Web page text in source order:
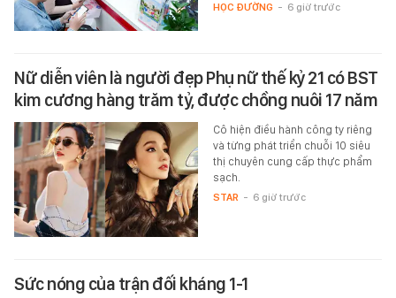
HỌC ĐƯỜNG - 6 giờ trước
Nữ diễn viên là người đẹp Phụ nữ thế kỷ 21 có BST
kim cương hàng trăm tỷ, được chồng nuôi 17 năm
Cô hiện điều hành công ty riêng
và từng phát triển chuỗi 10 siêu
thị chuyên cung cấp thực phẩm
sạch.
STAR - 6 giờ trước
Sức nóng của trận đối kháng 1-1